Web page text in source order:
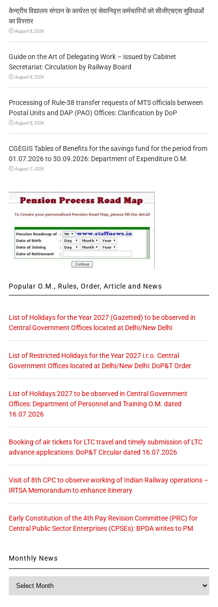
केन्द्रीय विद्यालय संगठन के कार्यरत एवं सेवानिवृत्त कर्मचारियों को सीजीएचएस सुविधाओं
का विस्तार
August 8, 2026
Guide on the Art of Delegating Work – issued by Cabinet
Secretariat: Circulation by Railway Board
August 8, 2026
Processing of Rule-38 transfer requests of MTS officials between
Postal Units and DAP (PAO) Offices: Clarification by DoP
August 8, 2026
CGEGIS Tables of Benefits for the savings fund for the period from
01.07.2026 to 30.09.2026: Department of Expenditure O.M.
August 7, 2026
Popular O.M., Rules, Order, Article and News
List of Holidays for the Year 2027 (Gazetted) to be observed in
Central Government Offices located at Delhi/New Delhi
List of Restricted Holidays for the Year 2027 i.r.o. Central
Government Offices located at Delhi/New Delhi: DoP&T Order
List of Holidays 2027 to be observed in Central Government
Offices: Department of Personnel and Training O.M. dated
16.07.2026
Booking of air tickets for LTC travel and timely submission of LTC
advance applications: DoP&T Circular dated 16.07.2026
Visit of 8th CPC to observe working of Indian Railway operations –
IRTSA Memorandum to enhance itinerary
Early Constitution of the 4th Pay Revision Committee (PRC) for
Central Public Sector Enterprises (CPSEs): BPDA writes to PM
Monthly News
Monthly